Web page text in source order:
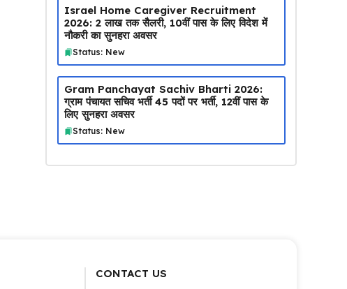
Israel Home Caregiver Recruitment
2026: ₹2 लाख तक सैलरी, 10वीं पास के लिए विदेश में
नौकरी का सुनहरा अवसर
Status: New
Gram Panchayat Sachiv Bharti 2026:
ग्राम पंचायत सचिव भर्ती 45 पदों पर भर्ती, 12वीं पास के
लिए सुनहरा अवसर
Status: New
CONTACT US